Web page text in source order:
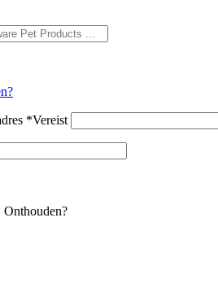
*Vereist
Onthouden?